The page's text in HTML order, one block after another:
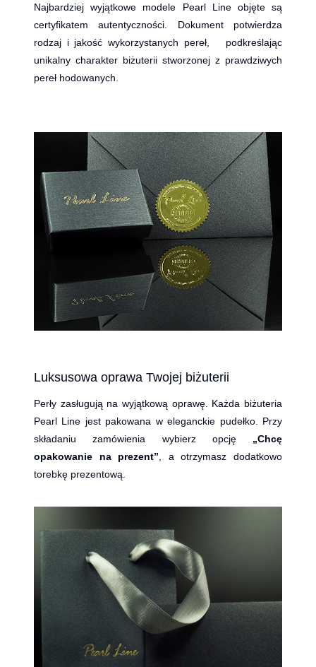
Najbardziej wyjątkowe modele Pearl Line objęte są
certyfikatem autentyczności. Dokument potwierdza
rodzaj i jakość wykorzystanych pereł, podkreślając
unikalny charakter biżuterii stworzonej z prawdziwych
pereł hodowanych.
Luksusowa oprawa Twojej biżuterii
Perły zasługują na wyjątkową oprawę. Każda biżuteria
Pearl Line jest pakowana w eleganckie pudełko. Przy
składaniu zamówienia wybierz opcję „Chcę
opakowanie na prezent”, a otrzymasz dodatkowo
torebkę prezentową.